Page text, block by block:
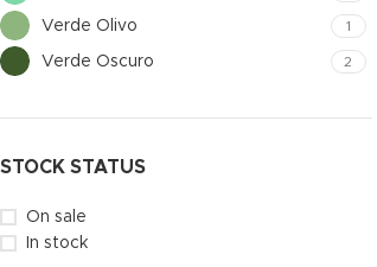
Verde Olivo 1
Verde Oscuro 2
STOCK STATUS
On sale
In stock